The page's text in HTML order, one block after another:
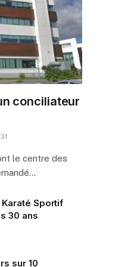
conciliateur
le centre des
Sportif
30 ans
sur 10